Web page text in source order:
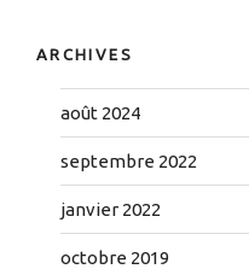
ARCHIVES
août 2024
septembre 2022
janvier 2022
octobre 2019